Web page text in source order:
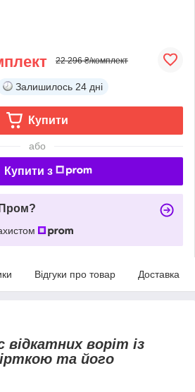
22 296 ₴/комплект
Залишилось 24 дні
Купити
або
Купити з
Відгуки про товар Доставка
відкатних воріт із
та його